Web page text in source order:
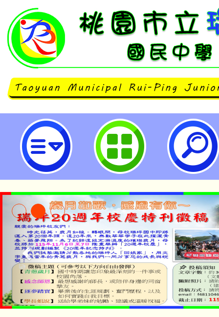
轉知彰化師範大學辦理「113年度
業人員實務訓練─把”一起”找回來
together!：哀傷失落心理x 職人
工作坊」，歡迎報名參加。-桃園
淨零綠生活教案入校路
會
115年食農教育專業人